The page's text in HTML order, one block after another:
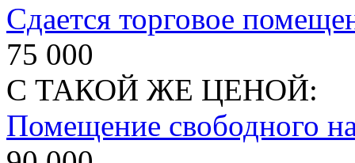
Сдается торговое
75 000
С ТАКОЙ ЖЕ ЦЕНОЙ:
Помещение свободного